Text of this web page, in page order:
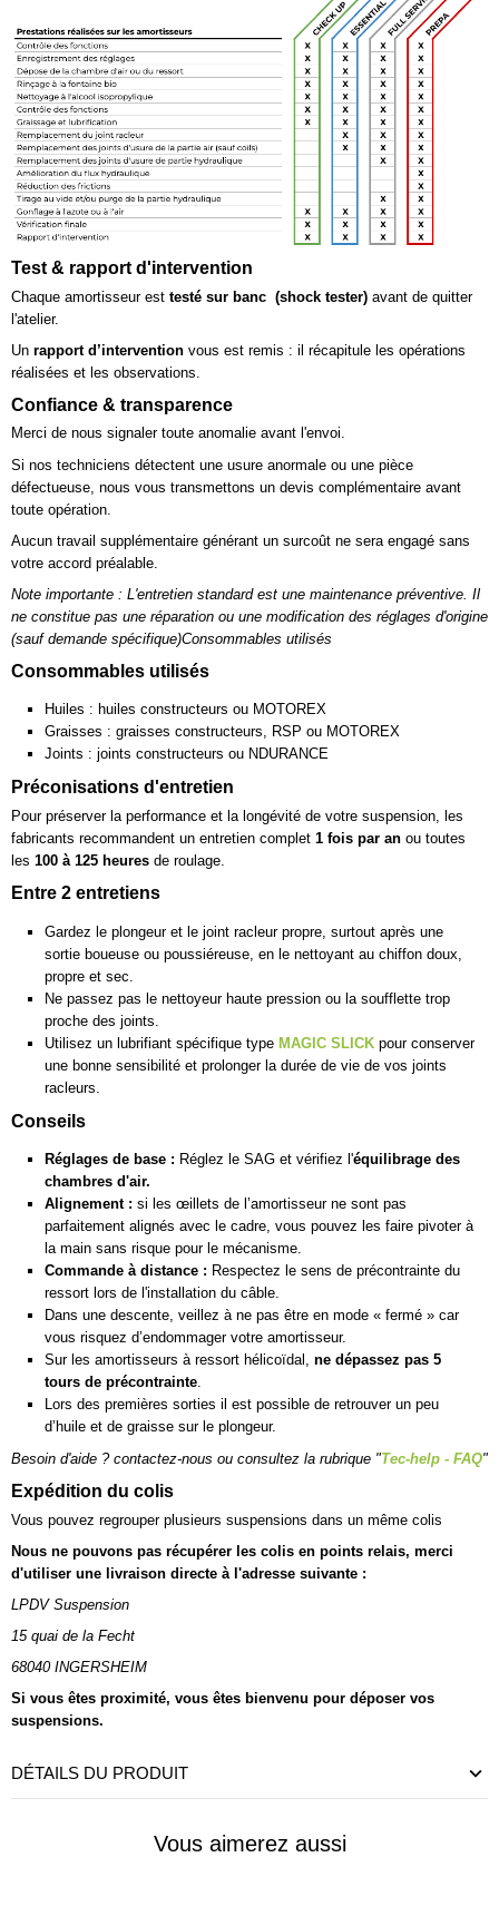
Test & rapport d'intervention
Chaque amortisseur est testé sur banc (shock tester) avant de quitter
l'atelier.
Un rapport d’intervention vous est remis : il récapitule les opérations
réalisées et les observations.
Confiance & transparence
Merci de nous signaler toute anomalie avant l'envoi.
Si nos techniciens détectent une usure anormale ou une pièce
défectueuse, nous vous transmettons un devis complémentaire avant
toute opération.
Aucun travail supplémentaire générant un surcoût ne sera engagé sans
votre accord préalable.
Note importante : L'entretien standard est une maintenance préventive. Il
ne constitue pas une réparation ou une modification des réglages d'origine
(sauf demande spécifique)Consommables utilisés
Consommables utilisés
Huiles : huiles constructeurs ou MOTOREX
Graisses : graisses constructeurs, RSP ou MOTOREX
Joints : joints constructeurs ou NDURANCE
Préconisations d'entretien
Pour préserver la performance et la longévité de votre suspension, les
fabricants recommandent un entretien complet 1 fois par an ou toutes
les 100 à 125 heures de roulage.
Entre 2 entretiens
Gardez le plongeur et le joint racleur propre, surtout après une
sortie boueuse ou poussiéreuse, en le nettoyant au chiffon doux,
propre et sec.
Ne passez pas le nettoyeur haute pression ou la soufflette trop
proche des joints.
Utilisez un lubrifiant spécifique type MAGIC SLICK pour conserver
une bonne sensibilité et prolonger la durée de vie de vos joints
racleurs.
Conseils
Réglages de base : Réglez le SAG et vérifiez l'équilibrage des
chambres d'air.
Alignement : si les œillets de l’amortisseur ne sont pas
parfaitement alignés avec le cadre, vous pouvez les faire pivoter à
la main sans risque pour le mécanisme.
Commande à distance : Respectez le sens de précontrainte du
ressort lors de l'installation du câble.
Dans une descente, veillez à ne pas être en mode « fermé » car
vous risquez d’endommager votre amortisseur.
Sur les amortisseurs à ressort hélicoïdal, ne dépassez pas 5
tours de précontrainte.
Lors des premières sorties il est possible de retrouver un peu
d’huile et de graisse sur le plongeur.
Besoin d'aide ? contactez-nous ou consultez la rubrique "Tec-help - FAQ"
Expédition du colis
Vous pouvez regrouper plusieurs suspensions dans un même colis
Nous ne pouvons pas récupérer les colis en points relais, merci
d'utiliser une livraison directe à l'adresse suivante :
LPDV Suspension
15 quai de la Fecht
68040 INGERSHEIM
Si vous êtes proximité, vous êtes bienvenu pour déposer vos
suspensions.
DÉTAILS DU PRODUIT
Vous aimerez aussi